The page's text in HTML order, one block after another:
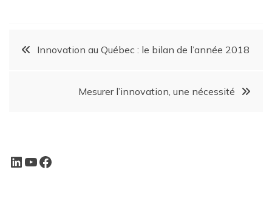
Innovation au Québec : le bilan de l’année 2018
Mesurer l’innovation, une nécessité